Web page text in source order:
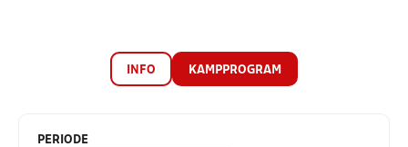
INFO KAMPPROGRAM
PERIODE